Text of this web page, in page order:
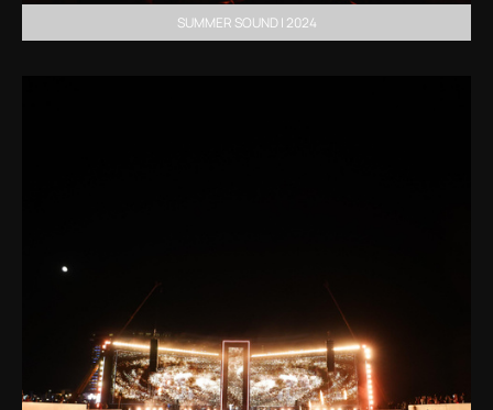
SUMMER SOUND | 2024